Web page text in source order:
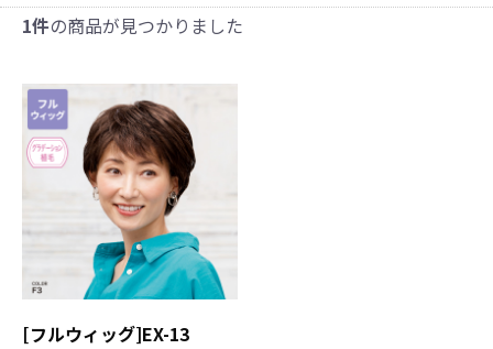
1件の商品が見つかりました
[フルウィッグ]EX-13